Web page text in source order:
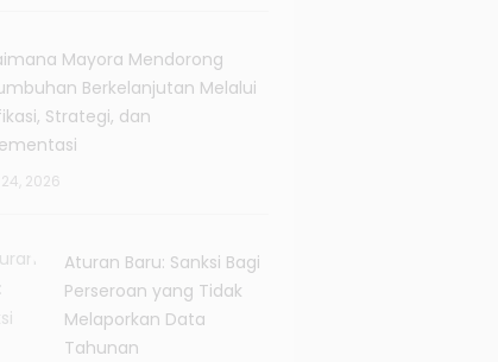
Mayora Mendorong
Berkelanjutan Melalui
Strategi, dan
2026
Aturan Baru: Sanksi Bagi
Perseroan yang Tidak
Melaporkan Data
Tahunan